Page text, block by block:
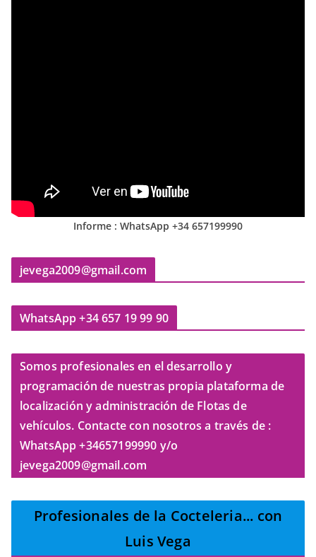
Informe : WhatsApp +34 657199990
jevega2009@gmail.com
WhatsApp +34 657 19 99 90
Somos profesionales en el desarrollo y
programación de nuestras propia plataforma de
localización y administración de Flotas de
vehículos. Contacte con nosotros a través de :
WhatsApp +34657199990 y/o
jevega2009@gmail.com
Profesionales de la Cocteleria... con
Luis Vega